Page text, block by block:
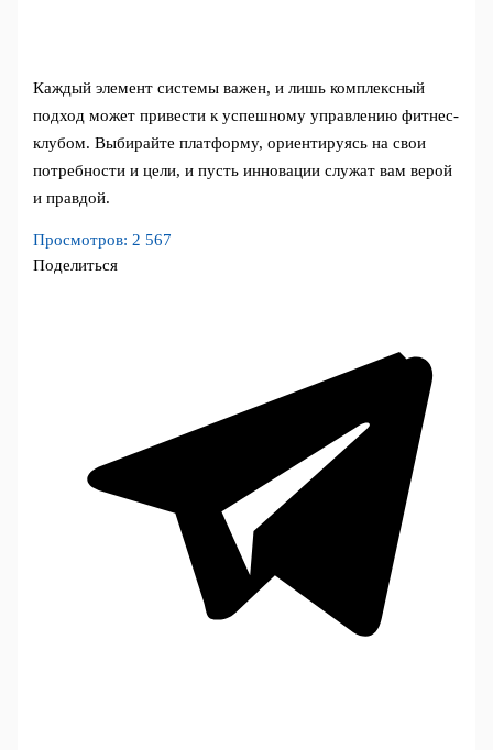
Каждый элемент системы важен, и лишь комплексный
подход может привести к успешному управлению фитнес-
клубом. Выбирайте платформу, ориентируясь на свои
потребности и цели, и пусть инновации служат вам верой
и правдой.
Просмотров: 2 567
Поделиться